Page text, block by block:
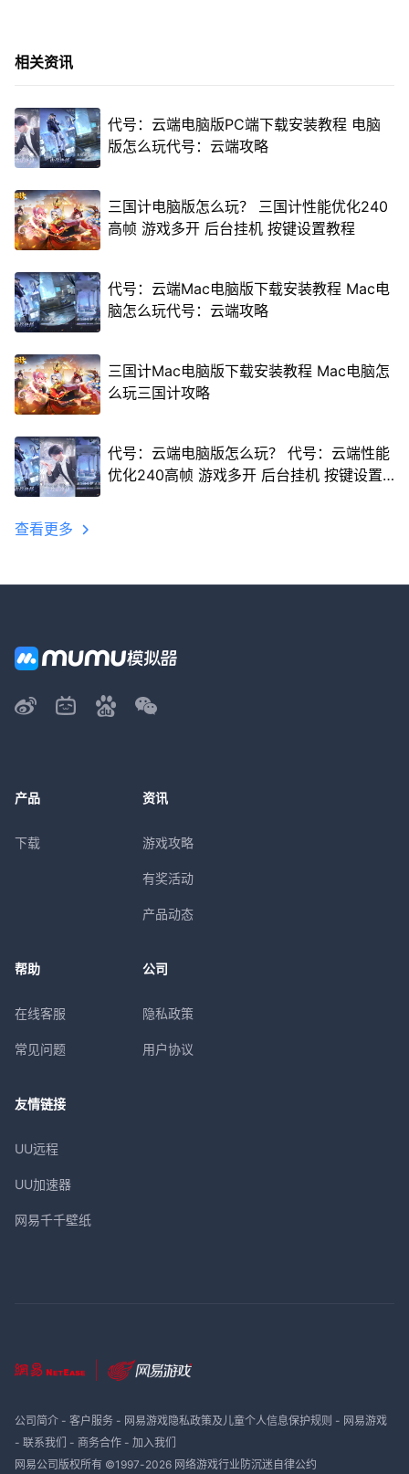
相关资讯
代号：云端电脑版PC端下载安装教程 电脑
版怎么玩代号：云端攻略
三国计电脑版怎么玩？ 三国计性能优化240
高帧 游戏多开 后台挂机 按键设置教程
代号：云端Mac电脑版下载安装教程 Mac电
脑怎么玩代号：云端攻略
三国计Mac电脑版下载安装教程 Mac电脑怎
么玩三国计攻略
代号：云端电脑版怎么玩？ 代号：云端性能
优化240高帧 游戏多开 后台挂机 按键设置
查看更多
产品
下载
资讯
游戏攻略
有奖活动
产品动态
帮助
在线客服
常见问题
公司
隐私政策
用户协议
友情链接
UU远程
UU加速器
网易千千壁纸
公司简介- 客户服务- 网易游戏隐私政策及儿童个人信息保护规则 - 网易游戏
- 联系我们 - 商务合作- 加入我们
网易公司版权所有 ©1997-2026 网络游戏行业防沉迷自律公约